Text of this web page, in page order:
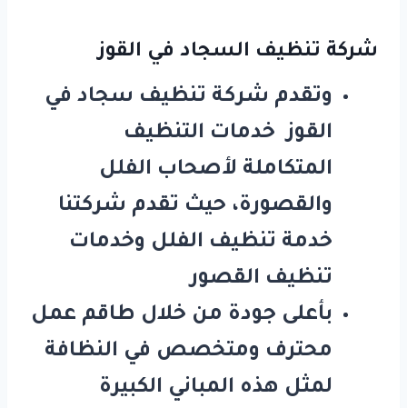
شركة تنظيف السجاد في القوز
وتقدم شركة تنظيف سجاد في
القوز خدمات التنظيف
المتكاملة لأصحاب الفلل
والقصورة، حيث تقدم شركتنا
خدمة تنظيف الفلل وخدمات
تنظيف القصور
بأعلى جودة من خلال طاقم عمل
محترف ومتخصص في النظافة
لمثل هذه المباني الكبيرة